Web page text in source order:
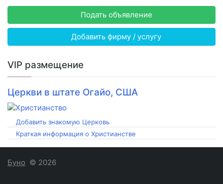
Подать объявление
Добавить фирму / услугу
VIP размещение
Церкви в штате Огайо, США
Добавить знакомую Церковь
Краткая информация о Христианстве
Буно © 2026